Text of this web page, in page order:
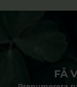
FÅ